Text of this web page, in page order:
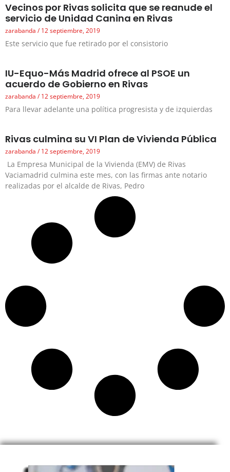
Vecinos por Rivas solicita que se reanude el
servicio de Unidad Canina en Rivas
zarabanda 12 septiembre, 2019
Este servicio que fue retirado por el consistorio
IU-Equo-Más Madrid ofrece al PSOE un
acuerdo de Gobierno en Rivas
zarabanda 12 septiembre, 2019
Para llevar adelante una política progresista y de izquierdas
Rivas culmina su VI Plan de Vivienda Pública
zarabanda 12 septiembre, 2019
La Empresa Municipal de la Vivienda (EMV) de Rivas
Vaciamadrid culmina este mes, con las firmas ante notario
realizadas por el alcalde de Rivas, Pedro